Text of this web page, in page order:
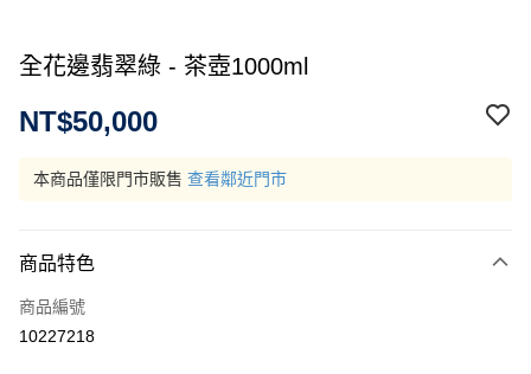
全花邊翡翠綠 - 茶壺1000ml
NT$50,000
本商品僅限門市販售 查看鄰近門市
商品特色
商品編號
10227218